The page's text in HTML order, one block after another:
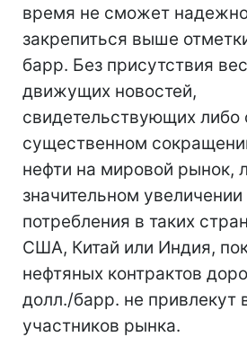
время не сможет
закрепиться выше
барр. Без присутствия
движущих новостей,
свидетельствующих либо
существенном
нефти на мировой рынок,
значительном увеличении
потребления в таких
США, Китай или Индия,
нефтяных контрактов
долл./барр. не привлекут
участников рынка.